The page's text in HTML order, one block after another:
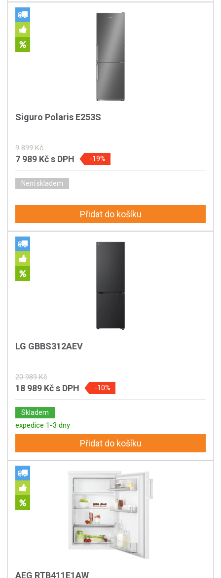
Siguro Polaris E253S
9 899 Kč
7 989 Kčs DPH -19%
Není skladem
Přidat do košíku
LG GBBS312AEV
20 989 Kč
18 989 Kčs DPH -10%
Skladem
expedice 1-3 dny
Přidat do košíku
AEG RTB411E1AW